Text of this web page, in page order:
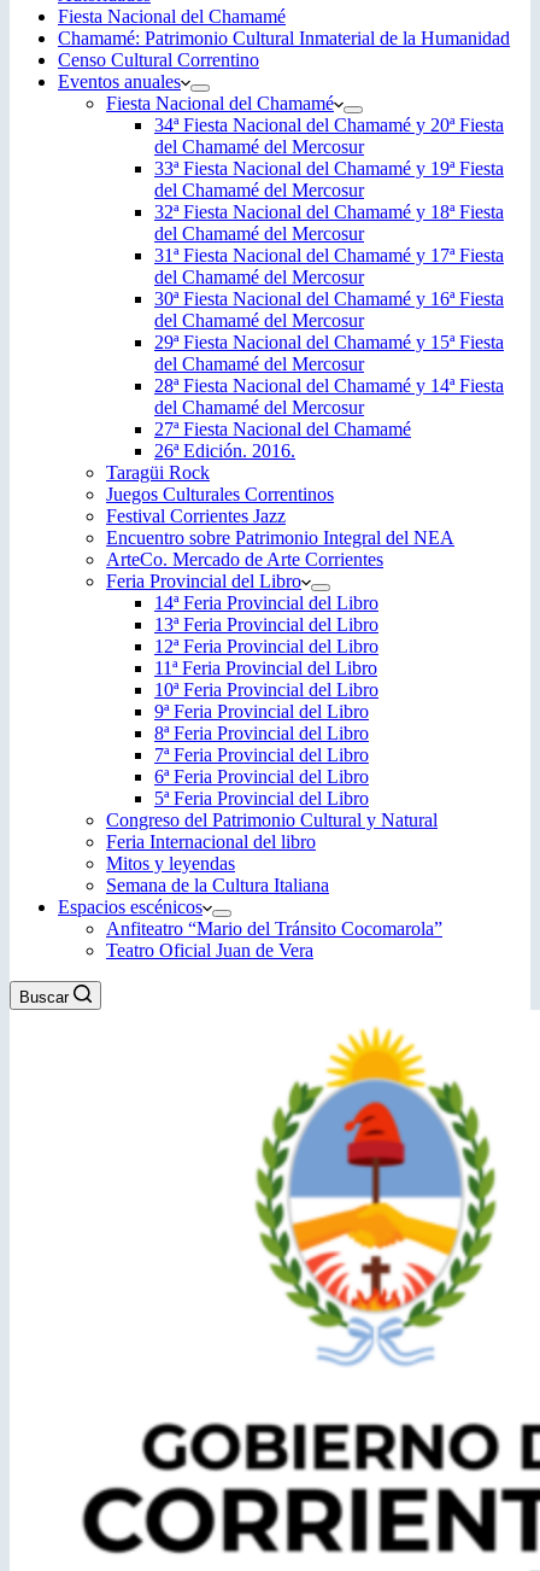
Fiesta Nacional del Chamamé
Chamamé: Patrimonio Cultural Inmaterial de la Humanidad
Censo Cultural Correntino
Eventos anuales
Fiesta Nacional del Chamamé
34ª Fiesta Nacional del Chamamé y 20ª Fiesta
del Chamamé del Mercosur
33ª Fiesta Nacional del Chamamé y 19ª Fiesta
del Chamamé del Mercosur
32ª Fiesta Nacional del Chamamé y 18ª Fiesta
del Chamamé del Mercosur
31ª Fiesta Nacional del Chamamé y 17ª Fiesta
del Chamamé del Mercosur
30ª Fiesta Nacional del Chamamé y 16ª Fiesta
del Chamamé del Mercosur
29ª Fiesta Nacional del Chamamé y 15ª Fiesta
del Chamamé del Mercosur
28ª Fiesta Nacional del Chamamé y 14ª Fiesta
del Chamamé del Mercosur
27ª Fiesta Nacional del Chamamé
26ª Edición. 2016.
Taragüi Rock
Juegos Culturales Correntinos
Festival Corrientes Jazz
Encuentro sobre Patrimonio Integral del NEA
ArteCo. Mercado de Arte Corrientes
Feria Provincial del Libro
14ª Feria Provincial del Libro
13ª Feria Provincial del Libro
12ª Feria Provincial del Libro
11ª Feria Provincial del Libro
10ª Feria Provincial del Libro
9ª Feria Provincial del Libro
8ª Feria Provincial del Libro
7ª Feria Provincial del Libro
6ª Feria Provincial del Libro
5ª Feria Provincial del Libro
Congreso del Patrimonio Cultural y Natural
Feria Internacional del libro
Mitos y leyendas
Semana de la Cultura Italiana
Espacios escénicos
Anfiteatro “Mario del Tránsito Cocomarola”
Teatro Oficial Juan de Vera
Buscar